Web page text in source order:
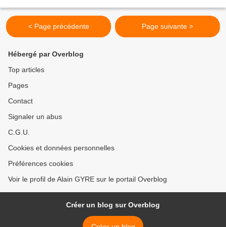
< Page précédente Page suivante >
Hébergé par Overblog
Top articles
Pages
Contact
Signaler un abus
C.G.U.
Cookies et données personnelles
Préférences cookies
Voir le profil de Alain GYRE sur le portail Overblog
Créer un blog sur Overblog